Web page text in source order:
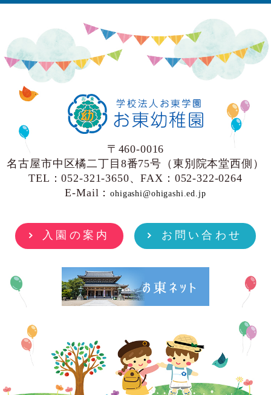
〒460-0016
名古屋市中区橘二丁目8番75号（東別院本堂西側）
TEL：052-321-3650、FAX：052-322-0264
E-Mail：ohigashi@ohigashi.ed.jp
入園の案内 お問い合わせ